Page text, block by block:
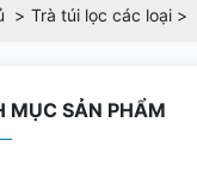
Trà túi lọc các loại
MỤC SẢN PHẨM